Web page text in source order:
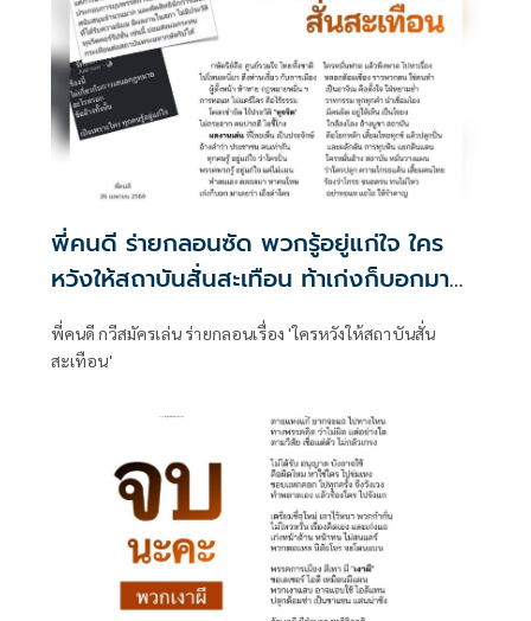
พี่คนดี ร่ายกลอนซัด พวกรู้อยู่แก่ใจ ใคร
หวังให้สถาบันสั่นสะเทือน ท้าเก่งก็บอกมา
เลยว่าด่าใคร
พี่คนดี กวีสมัครเล่น ร่ายกลอนเรื่อง 'ใครหวังให้สถาบันสั่น
สะเทือน'